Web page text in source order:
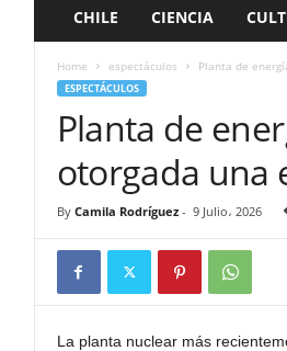
n
CHILE CIENCIA
Home espectáculos Planta de
ESPECTÁCULOS
Planta de
otorgada una
By Camila Rodríguez- 9 Julio، 2026
La planta nuclear más